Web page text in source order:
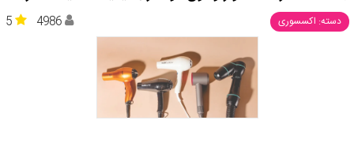
دسته: اکسسوری 5 4986